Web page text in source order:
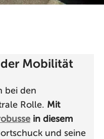
Mobilität
bei den
Rolle. Mit
in diesem
und seine